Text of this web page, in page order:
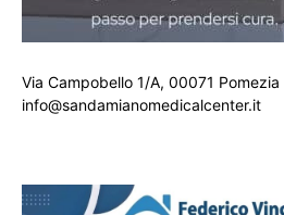
Via Campobello 1/A, 00071
info@sandamianomedicalcenter.it